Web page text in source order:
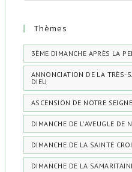
Thèmes
3ÈME DIMANCHE APRÈS LA
ANNONCIATION DE LA TRÈS-
DIEU
ASCENSION DE NOTRE
DIMANCHE DE L'AVEUGLE DE
DIMANCHE DE LA SAINTE
DIMANCHE DE LA